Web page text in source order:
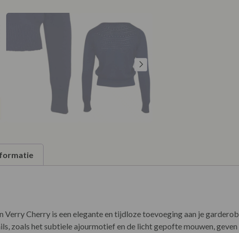
Verry Cherry is een elegante en tijdloze toevoeging aan je
zoals het subtiele ajourmotief en de licht gepofte mouwen,